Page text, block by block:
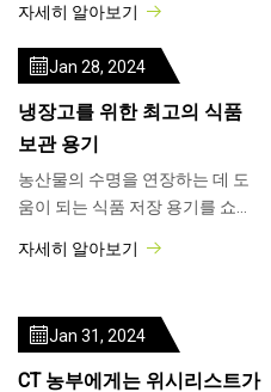
자세히 알아보기
Jan 28, 2024
냉장고를 위한 최고의 식품
보관 용기
농산물의 수명을 연장하는 데 도
움이 되는 식품 저장 용기를 쇼핑
자세히 알아보기
Jan 31, 2024
CT 농부에게는 위시리스트가